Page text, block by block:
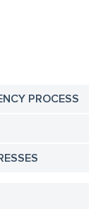
PROCESS